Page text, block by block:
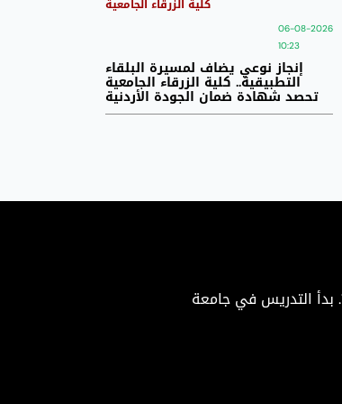
كلية الزرقاء الجامعية
06-08-2026
10:23
إنجاز نوعي يضاف لمسيرة البلقاء
التطبيقية.. كلية الزرقاء الجامعية
تحصد شهادة ضمان الجودة الأردنية
جامعة البلقاء التطبيقية هي جامعة حكومية متميزة تأسست بموجب إرادة ملكية سامية في 22 أغسطس 1996. بدأ التدريس في جامعة